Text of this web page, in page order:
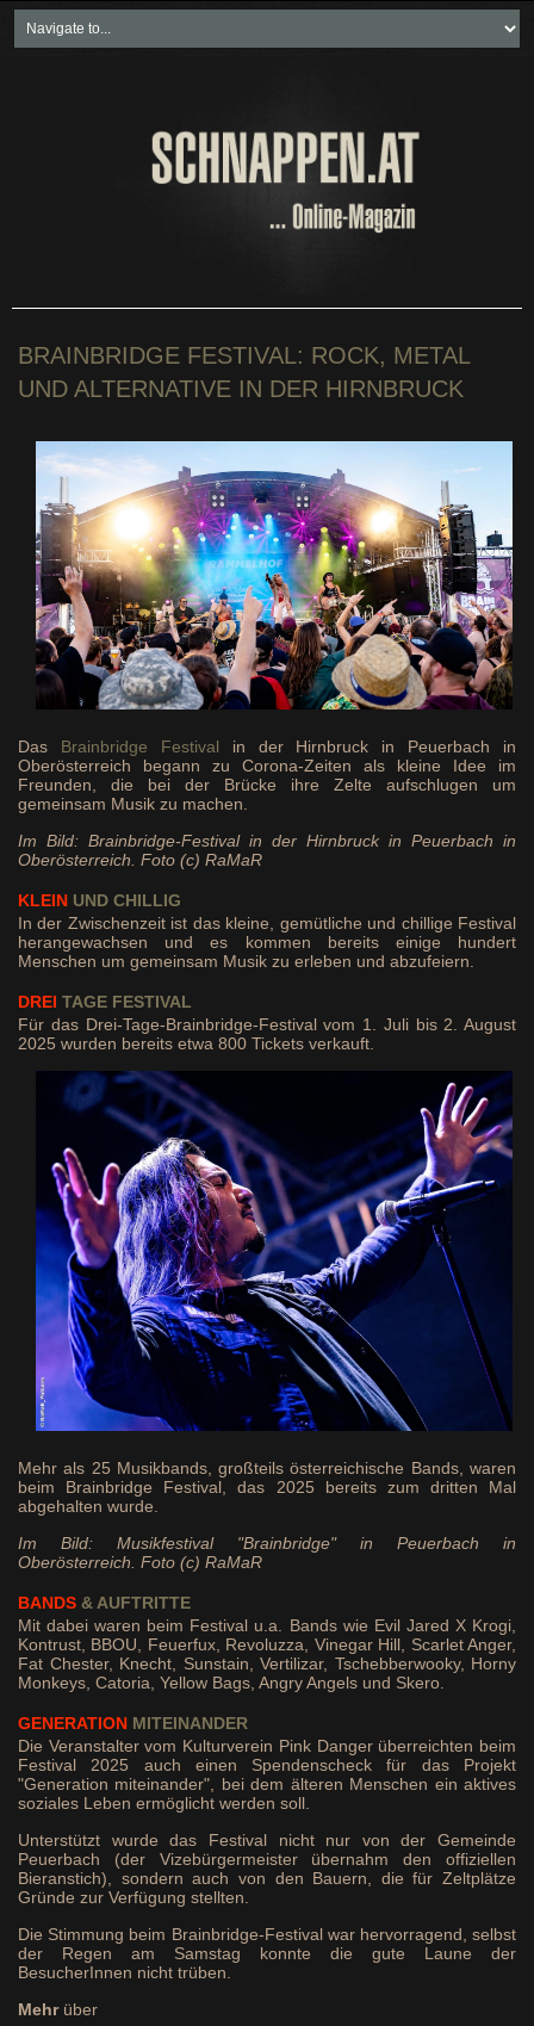
Neueste Beiträge
Soziales & Projekte
BRAINBRIDGE FESTIVAL: ROCK, METAL
UND ALTERNATIVE IN DER HIRNBRUCK
Das Brainbridge Festival in der Hirnbruck in Peuerbach in
Oberösterreich begann zu Corona-Zeiten als kleine Idee im
Freunden, die bei der Brücke ihre Zelte aufschlugen um
gemeinsam Musik zu machen.
Im Bild: Brainbridge-Festival in der Hirnbruck in Peuerbach in
Oberösterreich. Foto (c) RaMaR
KLEIN UND CHILLIG
In der Zwischenzeit ist das kleine, gemütliche und chillige Festival
herangewachsen und es kommen bereits einige hundert
Menschen um gemeinsam Musik zu erleben und abzufeiern.
DREI TAGE FESTIVAL
Für das Drei-Tage-Brainbridge-Festival vom 1. Juli bis 2. August
2025 wurden bereits etwa 800 Tickets verkauft.
Mehr als 25 Musikbands, großteils österreichische Bands, waren
beim Brainbridge Festival, das 2025 bereits zum dritten Mal
abgehalten wurde.
Im Bild: Musikfestival "Brainbridge" in Peuerbach in
Oberösterreich. Foto (c) RaMaR
BANDS & AUFTRITTE
Mit dabei waren beim Festival u.a. Bands wie Evil Jared X Krogi,
Kontrust, BBOU, Feuerfux, Revoluzza, Vinegar Hill, Scarlet Anger,
Fat Chester, Knecht, Sunstain, Vertilizar, Tschebberwooky, Horny
Monkeys, Catoria, Yellow Bags, Angry Angels und Skero.
GENERATION MITEINANDER
Die Veranstalter vom Kulturverein Pink Danger überreichten beim
Festival 2025 auch einen Spendenscheck für das Projekt
"Generation miteinander", bei dem älteren Menschen ein aktives
soziales Leben ermöglicht werden soll.
Unterstützt wurde das Festival nicht nur von der Gemeinde
Peuerbach (der Vizebürgermeister übernahm den offiziellen
Bieranstich), sondern auch von den Bauern, die für Zeltplätze
Gründe zur Verfügung stellten.
Die Stimmung beim Brainbridge-Festival war hervorragend, selbst
der Regen am Samstag konnte die gute Laune der
BesucherInnen nicht trüben.
Mehrüber